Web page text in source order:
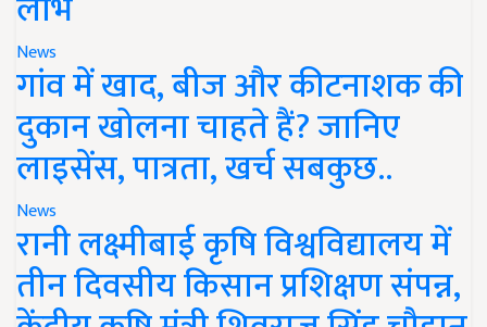
News
गांव में खाद, बीज और कीटनाशक की
दुकान खोलना चाहते हैं? जानिए
लाइसेंस, पात्रता, खर्च सबकुछ..
News
रानी लक्ष्मीबाई कृषि विश्वविद्यालय में
तीन दिवसीय किसान प्रशिक्षण संपन्न,